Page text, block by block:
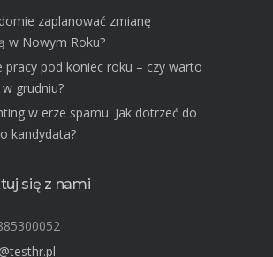
zaplanować zmianę
w Nowym Roku?
pracy pod koniec roku – czy warto
grudniu?
w erze spamu. Jak dotrzeć do
kandydata?
się z nami